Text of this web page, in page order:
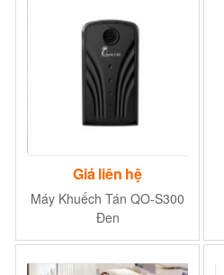
Giá liên hệ
Máy Khuếch Tán QO-S300
Đen